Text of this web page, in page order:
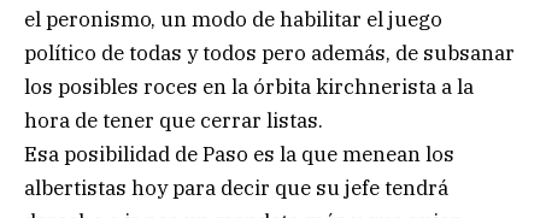
el peronismo, un modo de habilitar el juego
político de todas y todos pero además, de subsanar
los posibles roces en la órbita kirchnerista a la
hora de tener que cerrar listas.
Esa posibilidad de Paso es la que menean los
albertistas hoy para decir que su jefe tendrá